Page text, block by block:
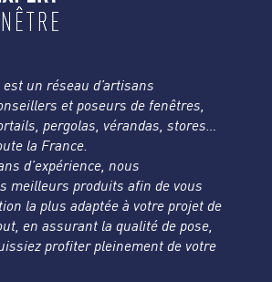
est un réseau d’artisans
et poseurs de fenêtres,
pergolas, vérandas, stores…
la France.
d’expérience, nous
meilleurs produits afin de vous
la plus adaptée à votre projet de
en assurant la qualité de pose,
profiter pleinement de votre